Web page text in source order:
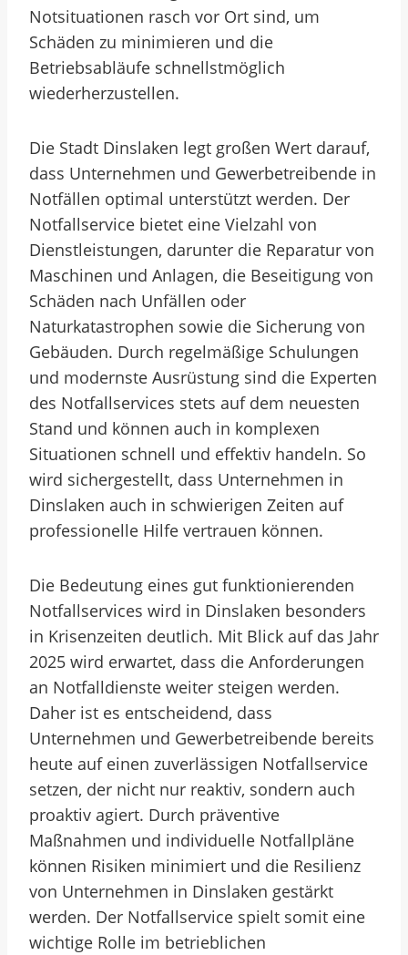
Notsituationen rasch vor Ort sind, um
Schäden zu minimieren und die
Betriebsabläufe schnellstmöglich
wiederherzustellen.
Die Stadt Dinslaken legt großen Wert darauf,
dass Unternehmen und Gewerbetreibende in
Notfällen optimal unterstützt werden. Der
Notfallservice bietet eine Vielzahl von
Dienstleistungen, darunter die Reparatur von
Maschinen und Anlagen, die Beseitigung von
Schäden nach Unfällen oder
Naturkatastrophen sowie die Sicherung von
Gebäuden. Durch regelmäßige Schulungen
und modernste Ausrüstung sind die Experten
des Notfallservices stets auf dem neuesten
Stand und können auch in komplexen
Situationen schnell und effektiv handeln. So
wird sichergestellt, dass Unternehmen in
Dinslaken auch in schwierigen Zeiten auf
professionelle Hilfe vertrauen können.
Die Bedeutung eines gut funktionierenden
Notfallservices wird in Dinslaken besonders
in Krisenzeiten deutlich. Mit Blick auf das Jahr
2025 wird erwartet, dass die Anforderungen
an Notfalldienste weiter steigen werden.
Daher ist es entscheidend, dass
Unternehmen und Gewerbetreibende bereits
heute auf einen zuverlässigen Notfallservice
setzen, der nicht nur reaktiv, sondern auch
proaktiv agiert. Durch präventive
Maßnahmen und individuelle Notfallpläne
können Risiken minimiert und die Resilienz
von Unternehmen in Dinslaken gestärkt
werden. Der Notfallservice spielt somit eine
wichtige Rolle im betrieblichen